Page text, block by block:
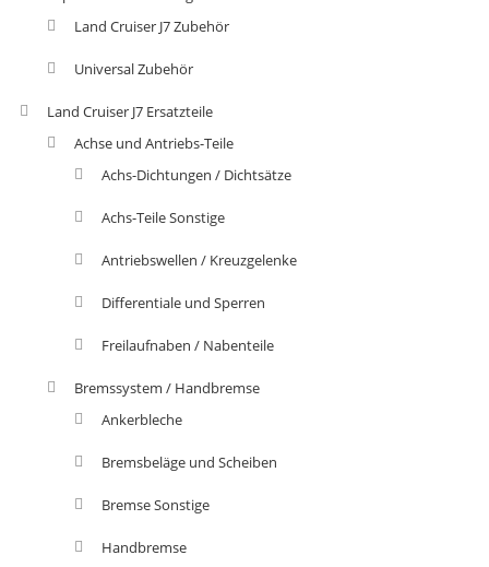
Land Cruiser J7 Zubehör
Universal Zubehör
Land Cruiser J7 Ersatzteile
Achse und Antriebs-Teile
Achs-Dichtungen / Dichtsätze
Achs-Teile Sonstige
Antriebswellen / Kreuzgelenke
Differentiale und Sperren
Freilaufnaben / Nabenteile
Bremssystem / Handbremse
Ankerbleche
Bremsbeläge und Scheiben
Bremse Sonstige
Handbremse